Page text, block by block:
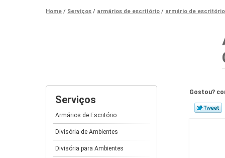
Home Serviços armários de escritório armário de
Serviços
Armários de Escritório
Divisória de Ambientes
Divisória para Ambientes
Gostou?